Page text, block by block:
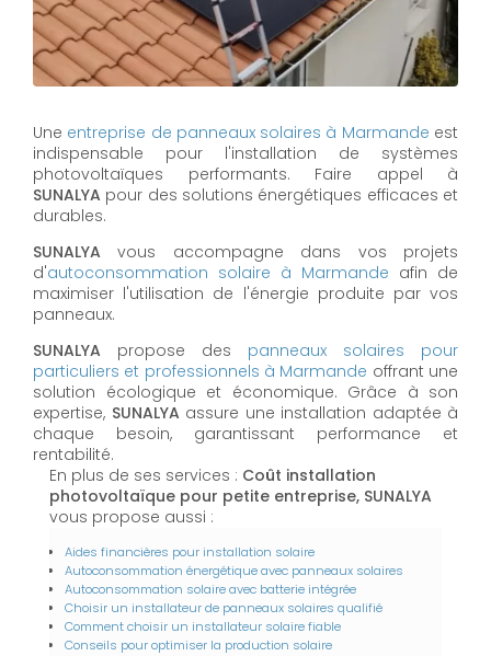
Une entreprise de panneaux solaires à Marmande est
indispensable pour l'installation de systèmes
photovoltaïques performants. Faire appel à
SUNALYA pour des solutions énergétiques efficaces et
durables.
SUNALYA vous accompagne dans vos projets
d'autoconsommation solaire à Marmande afin de
maximiser l'utilisation de l'énergie produite par vos
panneaux.
SUNALYA propose des panneaux solaires pour
particuliers et professionnels à Marmande offrant une
solution écologique et économique. Grâce à son
expertise, SUNALYA assure une installation adaptée à
chaque besoin, garantissant performance et
rentabilité.
En plus de ses services : Coût installation
photovoltaïque pour petite entreprise, SUNALYA
vous propose aussi :
Aides financières pour installation solaire
Autoconsommation énergétique avec panneaux solaires
Autoconsommation solaire avec batterie intégrée
Choisir un installateur de panneaux solaires qualifié
Comment choisir un installateur solaire fiable
Conseils pour optimiser la production solaire